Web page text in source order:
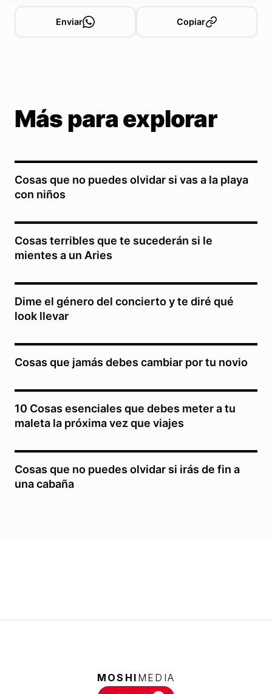
Enviar Copiar
Más para explorar
Cosas que no puedes olvidar si vas a la playa
con niños
Cosas terribles que te sucederán si le
mientes a un Aries
Dime el género del concierto y te diré qué
look llevar
Cosas que jamás debes cambiar por tu novio
10 Cosas esenciales que debes meter a tu
maleta la próxima vez que viajes
Cosas que no puedes olvidar si irás de fin a
una cabaña
MOSHI MEDIA